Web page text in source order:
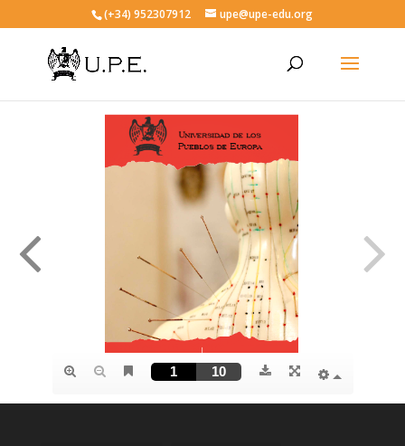
(+34) 952307912 upe@upe-edu.org